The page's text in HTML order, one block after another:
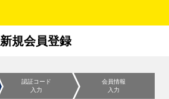
新規会員登録
認証コード
入力
会員情報
入力